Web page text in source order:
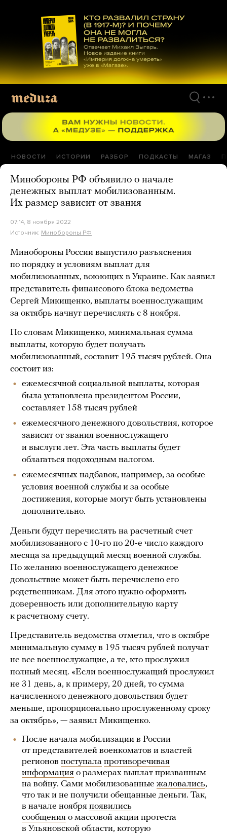
материалам
НОВОСТИ ИСТОРИИ РАЗБОР ПОДКАСТЫ МАГАЗ
Минобороны РФ объявило о начале
денежных выплат мобилизованным.
Их размер зависит от звания
07:14, 8 ноября 2022
Источник: Минобороны РФ
Минобороны России выпустило разъяснения
по порядку и условиям выплат для
мобилизованных, воюющих в Украине. Как заявил
представитель финансового блока ведомства
Сергей Микищенко, выплаты военнослужащим
за октябрь начнут перечислять с 8 ноября.
По словам Микищенко, минимальная сумма
выплаты, которую будет получать
мобилизованный, составит 195 тысяч рублей. Она
состоит из:
ежемесячной социальной выплаты, которая
была установлена президентом России,
составляет 158 тысяч рублей
ежемесячного денежного довольствия, которое
зависит от звания военнослужащего
и выслуги лет. Эта часть выплаты будет
облагаться подоходным налогом.
ежемесячных надбавок, например, за особые
условия военной службы и за особые
достижения, которые могут быть установлены
дополнительно.
Деньги будут перечислять на расчетный счет
мобилизованного с 10-го по 20-е число каждого
месяца за предыдущий месяц военной службы.
По желанию военнослужащего денежное
довольствие может быть перечислено его
родственникам. Для этого нужно оформить
доверенность или дополнительную карту
к расчетному счету.
Представитель ведомства отметил, что в октябре
минимальную сумму в 195 тысяч рублей получат
не все военнослужащие, а те, кто прослужил
полный месяц. «Если военнослужащий прослужил
не 31 день, а, к примеру, 20 дней, то сумма
начисленного денежного довольствия будет
меньше, пропорционально прослуженному сроку
за октябрь», — заявил Микищенко.
После начала мобилизации в России
от представителей военкоматов и властей
регионов поступала противоречивая
информация о размерах выплат призванным
на войну. Сами мобилизованные жаловались,
что так и не получили обещанные деньги. Так,
в начале ноября появились
сообщения о массовой акции протеста
в Ульяновской области, которую